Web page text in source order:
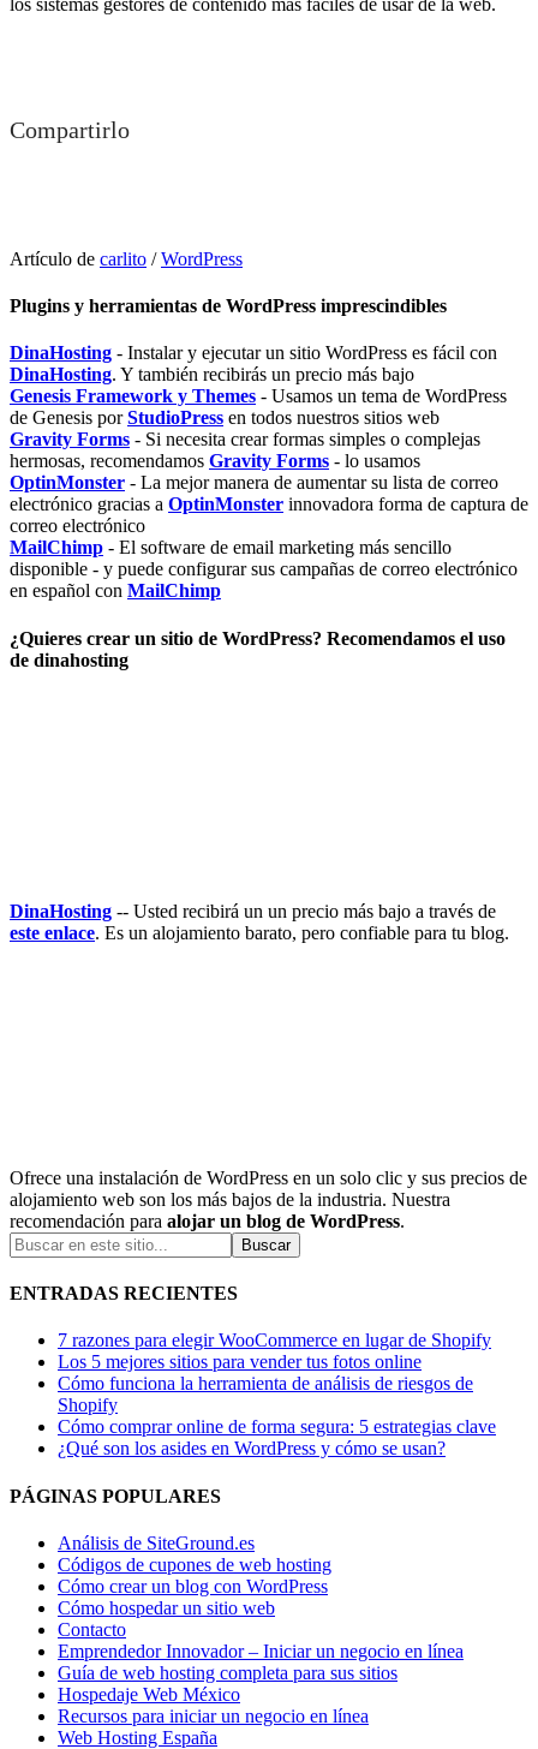
Compartirlo
Artículo de carlito /WordPress
Plugins y herramientas de WordPress imprescindibles
DinaHosting - Instalar y ejecutar un sitio WordPress es fácil con
DinaHosting. Y también recibirás un precio más bajo
Genesis Framework y Themes - Usamos un tema de WordPress
de Genesis porStudioPress en todos nuestros sitios web
Gravity Forms - Si necesita crear formas simples o complejas
hermosas, recomendamos Gravity Forms - lo usamos
OptinMonster - La mejor manera de aumentar su lista de correo
electrónico gracias a OptinMonster innovadora forma de captura de
correo electrónico
MailChimp - El software de email marketing más sencillo
disponible - y puede configurar sus campañas de correo electrónico
en español con MailChimp
¿Quieres crear un sitio de WordPress? Recomendamos el uso
de dinahosting
DinaHosting -- Usted recibirá un un precio más bajo a través de
este enlace. Es un alojamiento barato, pero confiable para tu blog.
Ofrece una instalación de WordPress en un solo clic y sus precios de
alojamiento web son los más bajos de la industria. Nuestra
recomendación para alojar un blog de WordPress.
ENTRADAS RECIENTES
7 razones para elegir WooCommerce en lugar de Shopify
Los 5 mejores sitios para vender tus fotos online
Cómo funciona la herramienta de análisis de riesgos de
Shopify
Cómo comprar online de forma segura: 5 estrategias clave
¿Qué son los asides en WordPress y cómo se usan?
PÁGINAS POPULARES
Análisis de SiteGround.es
Códigos de cupones de web hosting
Cómo crear un blog con WordPress
Cómo hospedar un sitio web
Contacto
Emprendedor Innovador – Iniciar un negocio en línea
Guía de web hosting completa para sus sitios
Hospedaje Web México
Recursos para iniciar un negocio en línea
Web Hosting España